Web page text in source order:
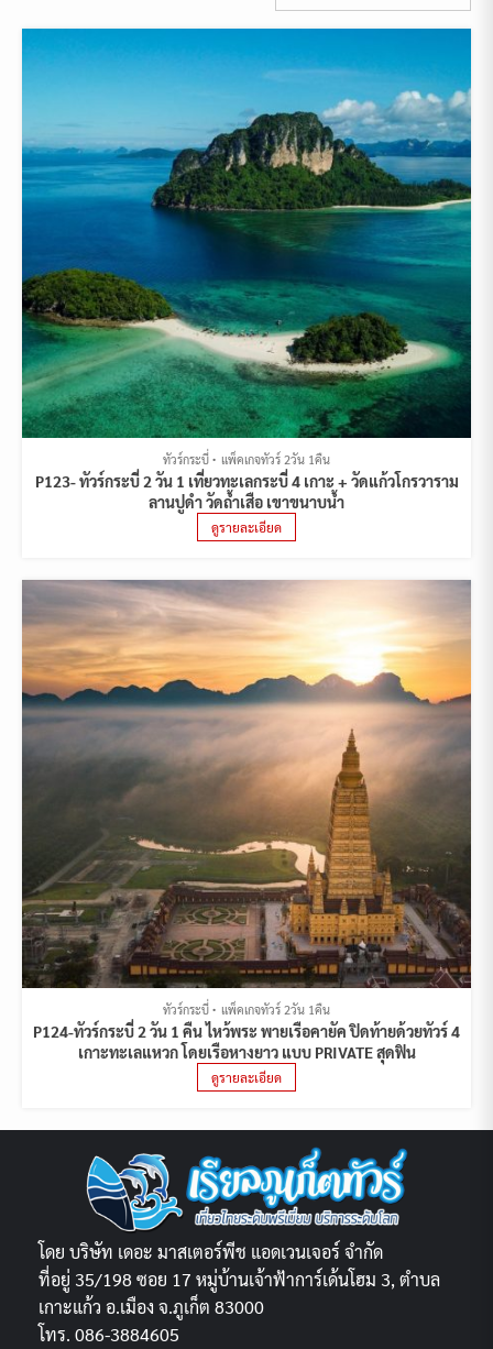
ทัวร์กระบี่ แพ็คเกจทัวร์ 2วัน 1คืน
P123- ทัวร์กระบี่ 2 วัน 1 เที่ยวทะเลกระบี่ 4 เกาะ + วัดแก้วโกรวาราม
ลานปูดำ วัดถ้ำเสือ เขาขนาบน้ำ
ดูรายละเอียด
ทัวร์กระบี่ แพ็คเกจทัวร์ 2วัน 1คืน
P124-ทัวร์กระบี่ 2 วัน 1 คืน ไหว้พระ พายเรือคายัค ปิดท้ายด้วยทัวร์ 4
เกาะทะเลแหวก โดยเรือหางยาว แบบ PRIVATE สุดฟิน
ดูรายละเอียด
โดย บริษัท เดอะ มาสเตอร์พีช แอดเวนเจอร์ จำกัด
ที่อยู่ 35/198 ซอย 17 หมู่บ้านเจ้าฟ้าการ์เด้นโฮม 3, ตำบล
เกาะแก้ว อ.เมือง จ.ภูเก็ต 83000
โทร. 086-3884605